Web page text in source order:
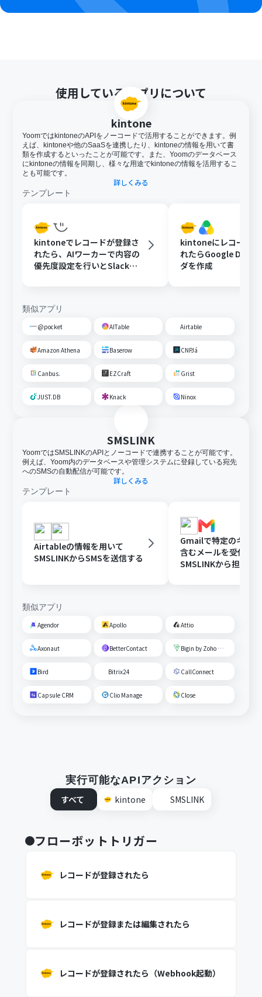
使用しているアプリについて
kintone
YoomではkintoneのAPIをノーコードで活用することができます。例
えば、kintoneや他のSaaSを連携したり、kintoneの情報を用いて書
類を作成するといったことが可能です。また、Yoomのデータベース
にkintoneの情報を同期し、様々な用途でkintoneの情報を活用するこ
とも可能です。
詳しくみる
テンプレート
kintoneでレコードが登録さ
れたら、AIワーカーで内容の
優先度設定を行いとSlackで
kintoneにレコード
れたらGoogle Drive
ダを作成
類似アプリ
@pocket AITable Airtable
Amazon Athena Baserow CNPJá
Canbus. EZCraft Grist
JUST.DB Knack Ninox
SMSLINK
YoomではSMSLINKのAPIとノーコードで連携することが可能です。
例えば、Yoom内のデータベースや管理システムに登録している宛先
へのSMSの自動配信が可能です。
詳しくみる
テンプレート
Airtableの情報を用いて
SMSLINKからSMSを送信する
Gmailで特定のキー
含むメールを受信し
SMSLINKから担当者
類似アプリ
Agendor Apollo Attio
Axonaut BetterContact Bigin by Zoho CRM
Bird Bitrix24 CallConnect
Capsule CRM Clio Manage Close
実行可能なAPIアクション
すべて
kintone SMSLINK
フローボットトリガー
レコードが登録されたら
レコードが登録または編集されたら
レコードが登録されたら（Webhook起動）